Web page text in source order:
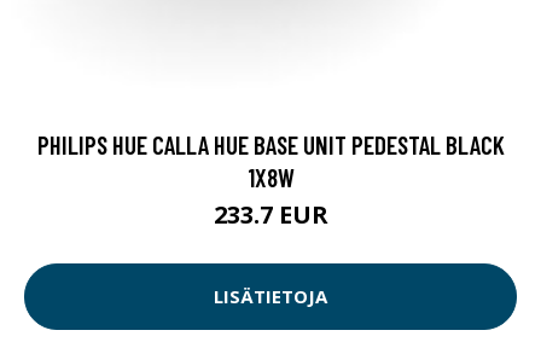
PHILIPS HUE CALLA HUE BASE UNIT PEDESTAL BLACK
1X8W
233.7 EUR
LISÄTIETOJA